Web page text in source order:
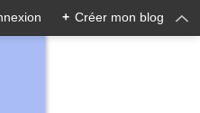
+ Créer mon blog